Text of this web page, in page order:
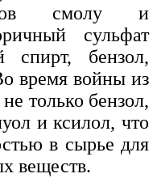
смолу и
сульфат
спирт, бензол,
время войны из
только бензол,
и ксилол, что
в сырье для
веществ.